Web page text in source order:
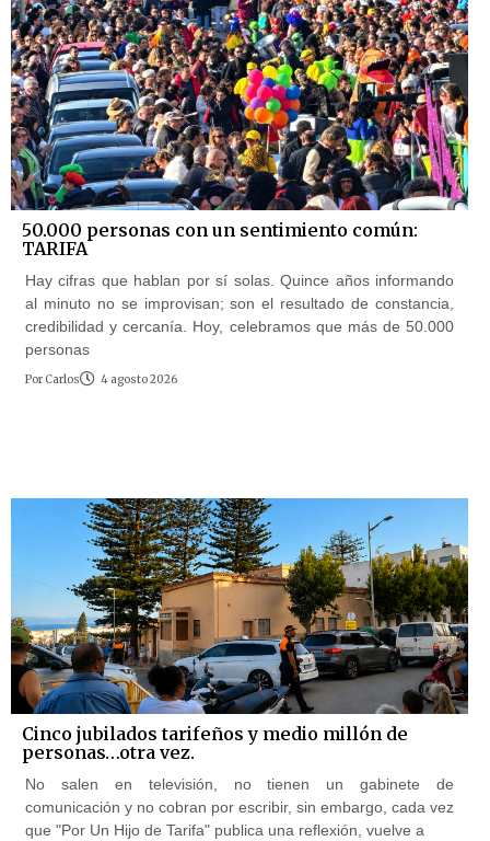
50.000 personas con un sentimiento común:
TARIFA
Hay cifras que hablan por sí solas. Quince años informando
al minuto no se improvisan; son el resultado de constancia,
credibilidad y cercanía. Hoy, celebramos que más de 50.000
personas
Por Carlos 4 agosto 2026
Cinco jubilados tarifeños y medio millón de
personas…otra vez.
No salen en televisión, no tienen un gabinete de
comunicación y no cobran por escribir, sin embargo, cada vez
que "Por Un Hijo de Tarifa" publica una reflexión, vuelve a